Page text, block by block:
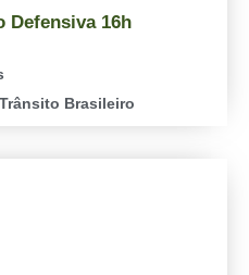
Defensiva 16h
Brasileiro